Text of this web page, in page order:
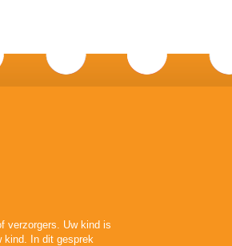
verzorgers. Uw kind is
kind. In dit gesprek